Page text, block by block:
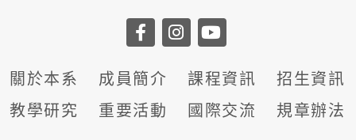
關於本系
教學研究
成員簡介
重要活動
課程資訊
國際交流
招生資訊
規章辦法